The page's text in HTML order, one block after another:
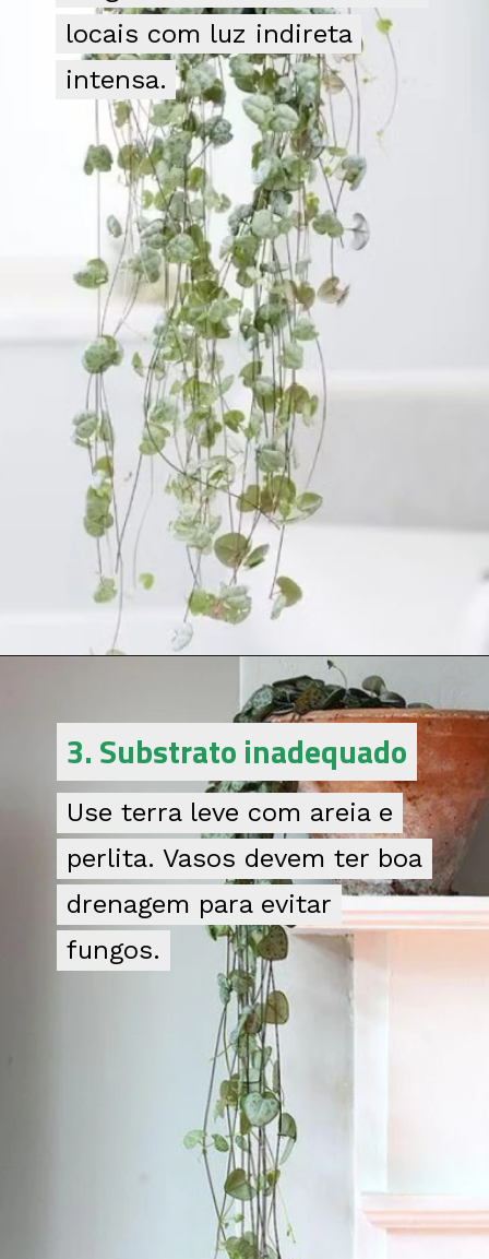
locais com luz indireta
intensa.
locais com luz indireta
intensa.
3. Substrato inadequado
3. Substrato inadequado
Use terra leve com areia e
perlita. Vasos devem ter boa
drenagem para evitar
fungos.
Use terra leve com areia e
perlita. Vasos devem ter boa
drenagem para evitar
fungos.